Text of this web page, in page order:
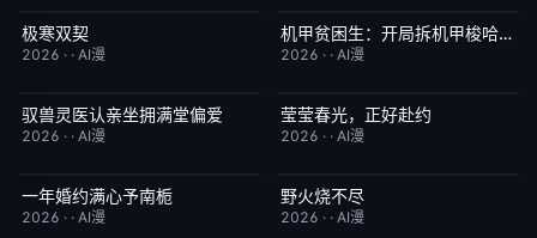
完结
极寒双契
2026 · · AI漫
完结 1.0机甲贫困生：开局拆机甲梭哈成神
2026 · · AI漫
完结
驭兽灵医认亲坐拥满堂偏爱
2026 · · AI漫
完结
莹莹春光，正好赴约
2026 · · AI漫
完结
一年婚约满心予南栀
2026 · · AI漫
完结
野火烧不尽
2026 · · AI漫